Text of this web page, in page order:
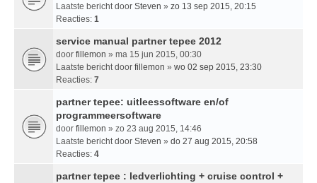
Laatste bericht door Steven » zo 13 sep 2015, 20:15
Reacties: 1
service manual partner tepee 2012
door fillemon » ma 15 jun 2015, 00:30
Laatste bericht door fillemon » wo 02 sep 2015, 23:30
Reacties: 7
partner tepee: uitleessoftware en/of
programmeersoftware
door fillemon » zo 23 aug 2015, 14:46
Laatste bericht door Steven » do 27 aug 2015, 20:58
Reacties: 4
partner tepee : ledverlichting + cruise control +